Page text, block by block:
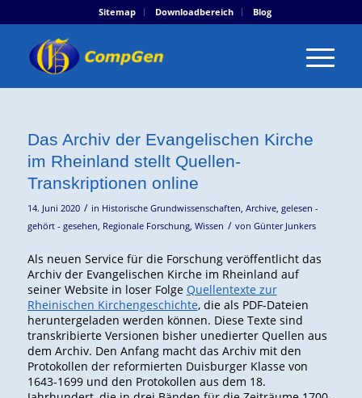
Sitemap Downloadbereich Blog
Das Archiv der Evangelischen Kirche
im Rheinland stellt Quellen-
Transkriptionen online
14. Juni 2020 / in Historische Grundwissenschaften, Archive, gelesen -
gehört - gesehen, Regionale Forschung, Wissen / von Günter Junkers
Als neuen Service für die Forschung veröffentlicht das
Archiv der Evangelischen Kirche im Rheinland auf
seiner Website in loser Folge Quellentexte zur
Rheinischen Kirchengeschichte, die als PDF-Dateien
heruntergeladen werden können. Diese Texte sind
transkribierte Versionen bisher unedierter Quellen aus
dem Archiv. Den Anfang macht das Archiv mit den
Protokollen der reformierten Duisburger Klasse von
1643-1699 und den Protokollen aus dem 18.